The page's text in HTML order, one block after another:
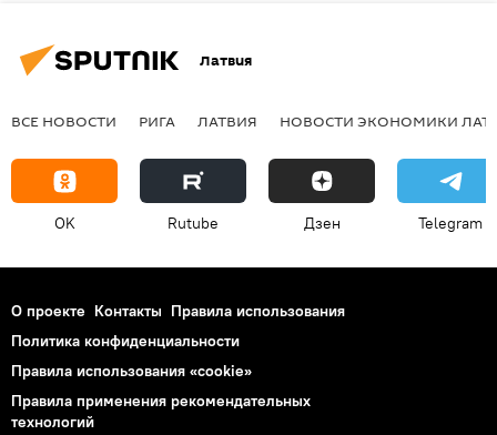
Латвия
ВСЕ НОВОСТИ РИГА ЛАТВИЯ НОВОСТИ ЭКОНОМИКИ
OK Rutube Дзен Telegram
О проекте Контакты Правила использования
Политика конфиденциальности
Правила использования «cookie»
Правила применения рекомендательных
технологий